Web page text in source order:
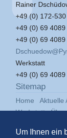
Um Ihnen ein
Rainer
+49 (0) 172-
+49 (0) 69 4089
+49 (0) 69 4089
Werkstatt
+49 (0) 69 4089
Sitemap
Home Aktuelle
Werkstatt